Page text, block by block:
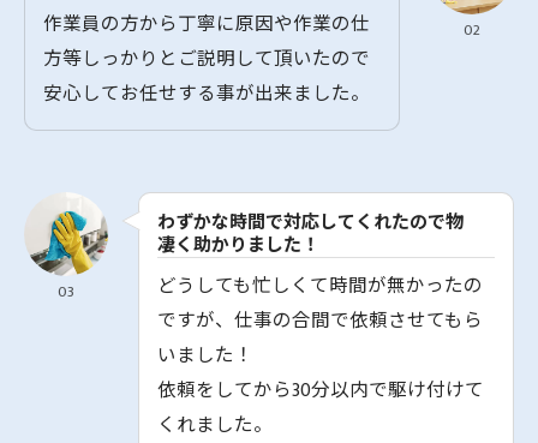
02
作業員の方から丁寧に原因や作業の仕
方等しっかりとご説明して頂いたので
安心してお任せする事が出来ました。
03
わずかな時間で対応してくれたので物
凄く助かりました！
どうしても忙しくて時間が無かったの
ですが、仕事の合間で依頼させてもら
いました！
依頼をしてから30分以内で駆け付けて
くれました。